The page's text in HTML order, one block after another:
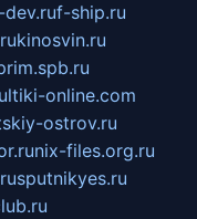
f-ship.ru
kinosvin.ru
online.com
ostrov.ru
nix-files.org.ru
sputnikyes.ru